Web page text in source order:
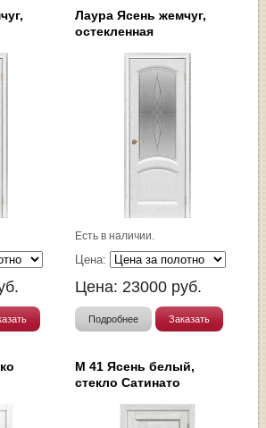
Лаура Ясень жемчуг,
остекленная
Есть в наличии.
Цена:
Цена: 23000 руб.
Подробнее Заказать
М 41 Ясень белый,
стекло Сатинато